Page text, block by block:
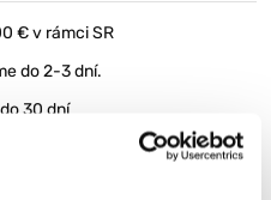
€ v rámci SR
do 2-3 dní.
do 30 dní